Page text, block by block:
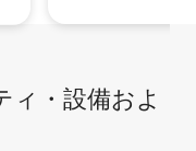
ィ⁠・設⁠備⁠およ